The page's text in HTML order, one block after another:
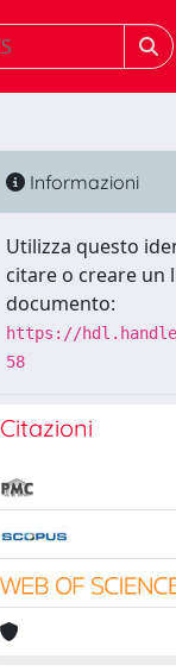
Informazioni
Utilizza questo
citare o creare un
documento:
https://
58
Citazioni